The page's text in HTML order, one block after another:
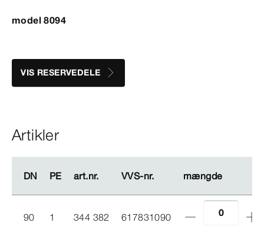
model 8094
VIS RESERVEDELE
Artikler
DN PE art.nr. VVS-​nr. mængde
DN PE art.nr. VVS-​nr. mængde
90 1 344 382 617831090